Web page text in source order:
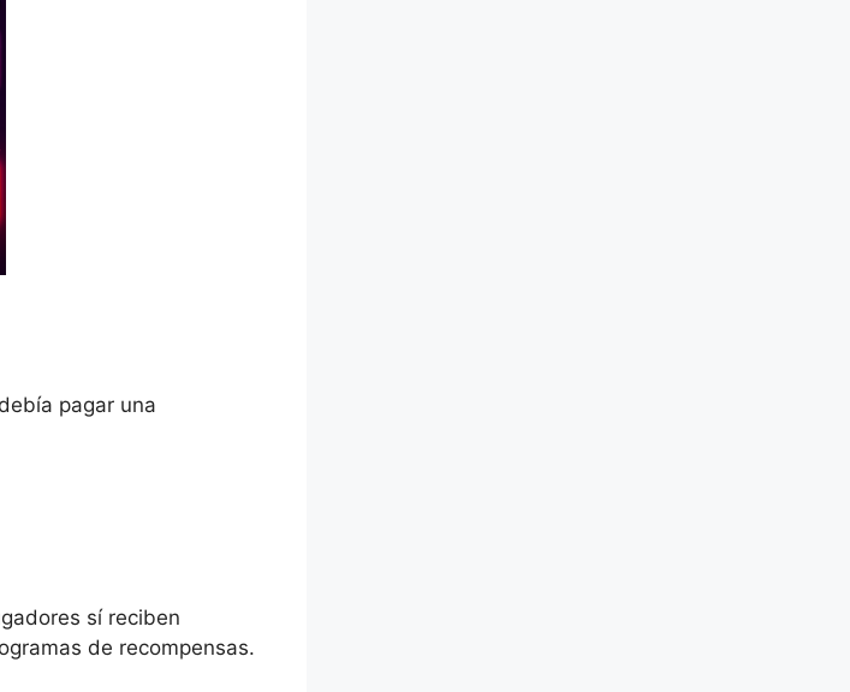
pagar una
sí reciben
de recompensas.